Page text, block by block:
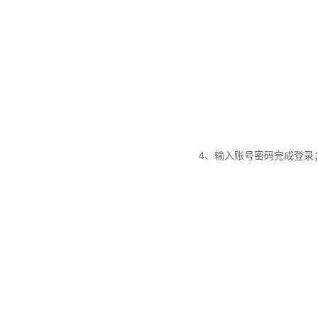
4、输入账号密码完成登录